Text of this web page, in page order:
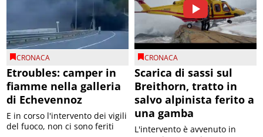
CRONACA
Etroubles: camper in
fiamme nella galleria
di Echevennoz
E in corso l'intervento dei vigili
del fuoco, non ci sono feriti
CRONACA
Scarica di sassi sul
Breithorn, tratto in
salvo alpinista ferito a
una gamba
L'intervento è avvenuto in